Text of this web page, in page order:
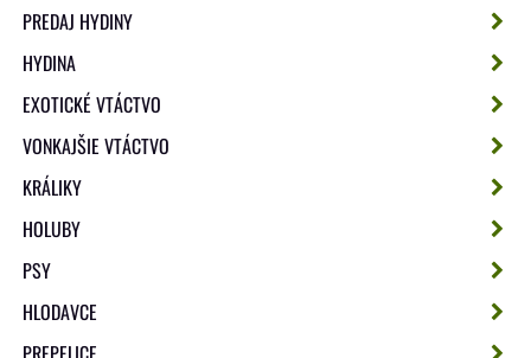
PREDAJ HYDINY
HYDINA
EXOTICKÉ VTÁCTVO
VONKAJŠIE VTÁCTVO
KRÁLIKY
HOLUBY
PSY
HLODAVCE